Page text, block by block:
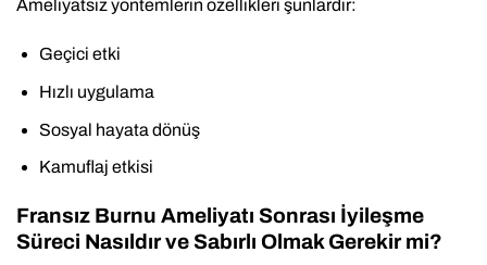
Ameliyatsız yöntemlerin özellikleri şunlardır:
Geçici etki
Hızlı uygulama
Sosyal hayata dönüş
Kamuflaj etkisi
Fransız Burnu Ameliyatı Sonrası İyileşme
Süreci Nasıldır ve Sabırlı Olmak Gerekir mi?